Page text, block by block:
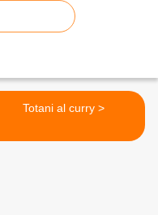
Totani al curry >